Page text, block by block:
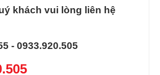
khách vui lòng liên hệ
- 0933.920.505